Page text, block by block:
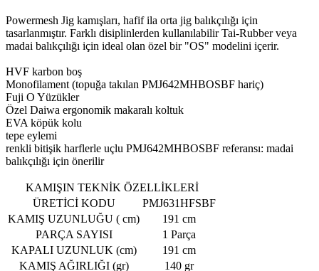
Powermesh Jig kamışları, hafif ila orta jig balıkçılığı için
tasarlanmıştır. Farklı disiplinlerden kullanılabilir Tai-Rubber veya
madai balıkçılığı için ideal olan özel bir "OS" modelini içerir.
HVF karbon boş
Monofilament (topuğa takılan PMJ642MHBOSBF hariç)
Fuji O Yüzükler
Özel Daiwa ergonomik makaralı koltuk
EVA köpük kolu
tepe eylemi
renkli bitişik harflerle uçlu PMJ642MHBOSBF referansı: madai
balıkçılığı için önerilir
KAMIŞIN TEKNİK ÖZELLİKLERİ
ÜRETİCİ KODU
PMJ631HFSBF
KAMIŞ UZUNLUĞU ( cm)
191 cm
PARÇA SAYISI
1 Parça
KAPALI UZUNLUK (cm)
191 cm
KAMIŞ AĞIRLIĞI (gr)
140 gr